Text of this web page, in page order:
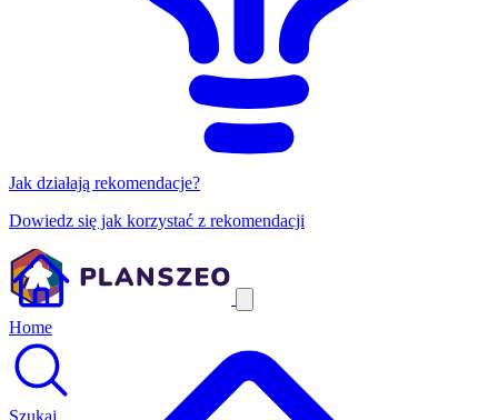
Jak działają rekomendacje?
Dowiedz się jak korzystać z rekomendacji
Home
Szukaj